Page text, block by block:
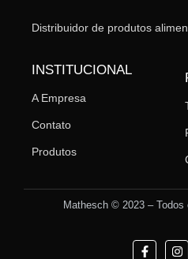
Distribuidor de produtos
INSTITUCIONAL
A Empresa
Contato
Produtos
Mathesch © 2023 –